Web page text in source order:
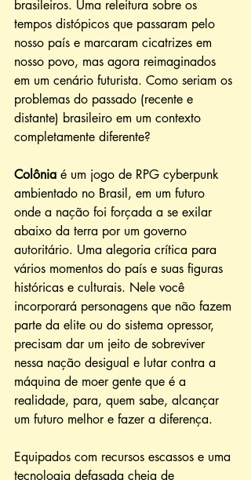
brasileiros. Uma releitura sobre os
tempos distópicos que passaram pelo
nosso país e marcaram cicatrizes em
nosso povo, mas agora reimaginados
em um cenário futurista. Como seriam os
problemas do passado (recente e
distante) brasileiro em um contexto
completamente diferente?
Colônia é um jogo de RPG cyberpunk
ambientado no Brasil, em um futuro
onde a nação foi forçada a se exilar
abaixo da terra por um governo
autoritário. Uma alegoria crítica para
vários momentos do país e suas figuras
históricas e culturais. Nele você
incorporará personagens que não fazem
parte da elite ou do sistema opressor,
precisam dar um jeito de sobreviver
nessa nação desigual e lutar contra a
máquina de moer gente que é a
realidade, para, quem sabe, alcançar
um futuro melhor e fazer a diferença.
Equipados com recursos escassos e uma
tecnologia defasada cheia de